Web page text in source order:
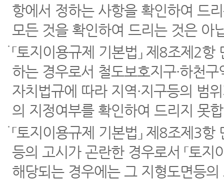
항에서 정하는 사항을 확인하여 드
모든 것을 확인하여 드리는 것은 아
「토지이용규제 기본법」 제8조제2
하는 경우로서 철도보호지구·하천
자치법규에 따라 지역·지구등의 범
의 지정여부를 확인하여 드리지 못
「토지이용규제 기본법」 제8조제3
등의 고시가 곤란한 경우로서 「토
해당되는 경우에는 그 지형도면등